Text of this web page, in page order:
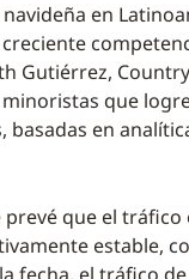
en
Gutiérrez,
minoristas que
basadas en
prevé que el
estable,